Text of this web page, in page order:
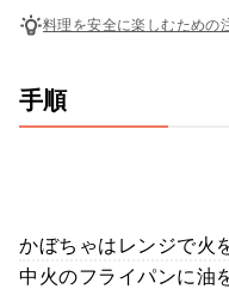
料理を安全に楽しむための
手順
かぼちゃはレンジで火
中火のフライパンに油